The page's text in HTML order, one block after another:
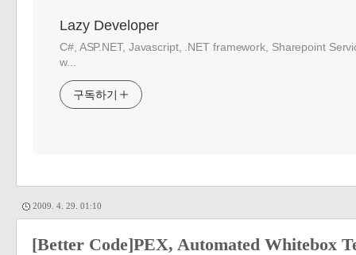
Lazy Developer
C#, ASP.NET, Javascript, .NET framework, Sharepoint
w...
구독하기
2009. 4. 29. 01:10
[Better Code]PEX, Automated Whitebox